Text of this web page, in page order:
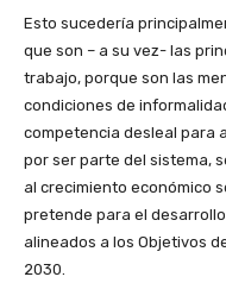
Esto sucedería
que son – a su vez- las
trabajo, porque son las
condiciones de
competencia desleal para
por ser parte del sistema,
al crecimiento económico
pretende para el
alineados a los Objetivos
2030.